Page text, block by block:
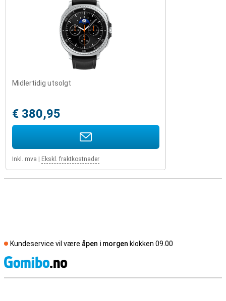
Midlertidig utsolgt
€ 380,95
Inkl. mva Ekskl. fraktkostnader
Kundeservice vil være åpen i morgen klokken 09.00